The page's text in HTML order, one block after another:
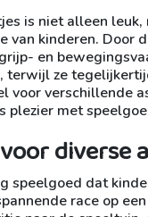
is niet alleen
van kinderen. Door
en
terwijl ze
voor verschillende
plezier met
diverse
speelgoed dat
race op